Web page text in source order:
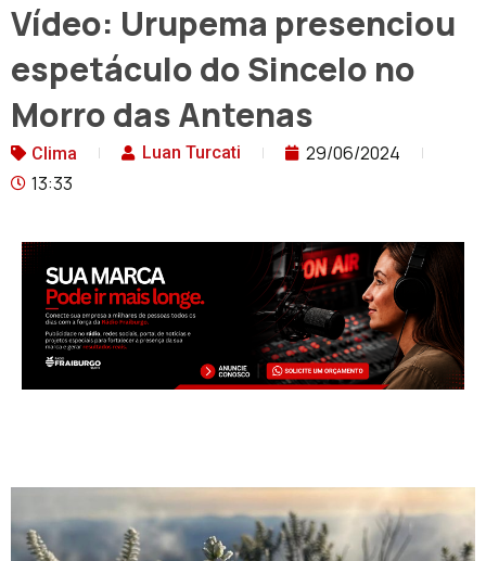
Vídeo: Urupema presenciou
espetáculo do Sincelo no
Morro das Antenas
Clima Luan Turcati
29/06/2024
13:33